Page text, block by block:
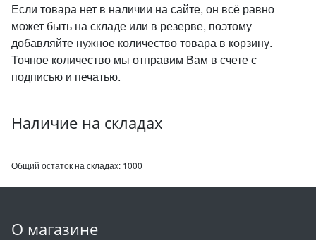
Если товара нет в наличии на сайте, он всё равно
может быть на складе или в резерве, поэтому
добавляйте нужное количество товара в корзину.
Точное количество мы отправим Вам в счете с
подписью и печатью.
Наличие на складах
Общий остаток на складах: 1000
О магазине